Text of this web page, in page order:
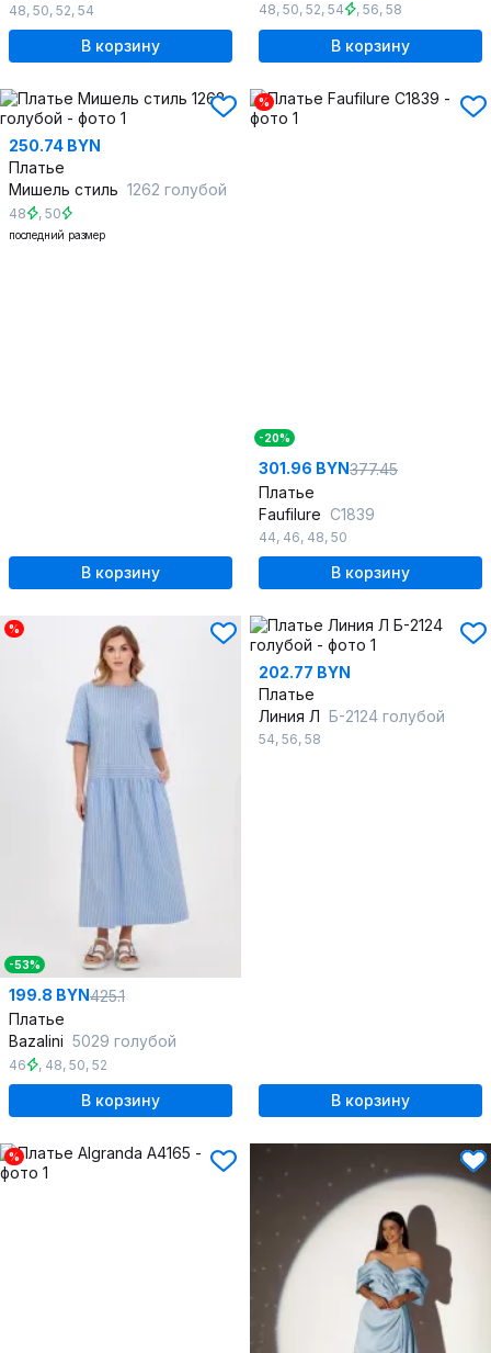
48, 50, 52, 54
В корзину
48, 50, 52, 54 , 56, 58
В корзину
250.74 BYN
Платье
Мишель стиль 1262 голубой
48 , 50
последний размер
В корзину
%
-20%
301.96 BYN377.45
Платье
Faufilure C1839
44, 46, 48, 50
В корзину
%
-53%
199.8 BYN425.1
Платье
Bazalini 5029 голубой
46 , 48, 50, 52
В корзину
202.77 BYN
Платье
Линия Л Б-2124 голубой
54, 56, 58
В корзину
%